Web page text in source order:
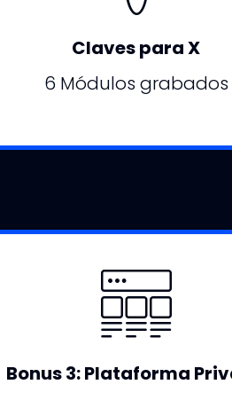
Claves para X
6 Módulos grabados
Bonus 3: Plataforma